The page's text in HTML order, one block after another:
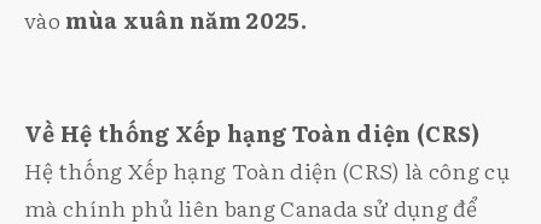
vào mùa xuân năm 2025.
Về Hệ thống Xếp hạng Toàn diện (CRS)
Hệ thống Xếp hạng Toàn diện (CRS) là công cụ
mà chính phủ liên bang Canada sử dụng để